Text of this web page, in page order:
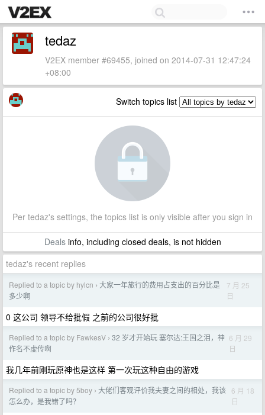
tedaz
V2EX member #69455, joined on 2014-07-31 12:47:24
+08:00
Switch topics list
Per tedaz's settings, the topics list is only visible after you sign in
Dealsinfo, including closed deals, is not hidden
tedaz's recent replies
Replied to a topic by hylcn › 大家一年旅行的费用占支出的百分比是
多少啊
7 月 25
日
0 这公司 领导不给批假 之前的公司很好批
Replied to a topic by FawkesV › 32 岁才开始玩 塞尔达:王国之泪，神
作名不虚传啊
6 月 29
日
我几年前刚玩原神也是这样 第一次玩这种自由的游戏
Replied to a topic by 5boy › 大佬们客观评价我夫妻之间的相处，我该
怎么办，是我错了吗？
6 月 18
日